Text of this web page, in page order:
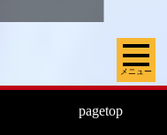
メニュー
pagetop